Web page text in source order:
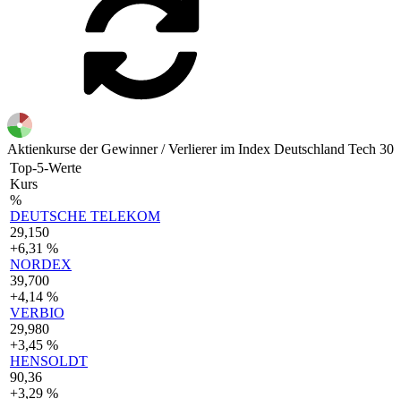
Aktienkurse der Gewinner / Verlierer im Index Deutschland Tech 30
Top-5-Werte
Kurs
%
DEUTSCHE TELEKOM
29,150
+6,31 %
NORDEX
39,700
+4,14 %
VERBIO
29,980
+3,45 %
HENSOLDT
90,36
+3,29 %